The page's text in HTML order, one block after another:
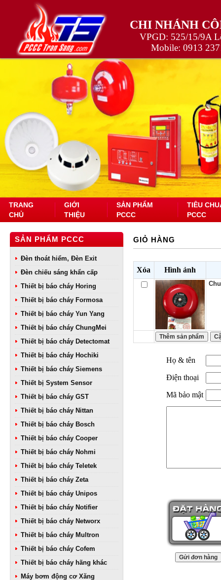
CHI NHÁNH
VPGD: 525/15/9A
Mobile: 0913
TRANG
CHỦ
GIỚI
THIỆU
SẢN PHẨM
PCCC
TIÊU
PCCC
SẢN PHẨM PCCC
Đèn thoát hiểm, Đèn Exit
Đèn chiếu sáng khẩn cấp
Thiết bị báo cháy Horing
Thiết bị báo cháy Formosa
Thiết bị báo cháy Yun Yang
Thiết bị báo cháy ChungMei
Thiết bị báo cháy Detectomat
Thiết bị báo cháy Hochiki
Thiết bị báo cháy Siemens
Thiết bị System Sensor
Thiết bị báo cháy GST
Thiết bị báo cháy Nittan
Thiết bị báo cháy Bosch
Thiết bị báo cháy Cooper
Thiết bị báo cháy Nohmi
Thiết bị báo cháy Teletek
Thiết bị báo cháy Zeta
Thiết bị báo cháy Unipos
Thiết bị báo cháy Notifier
Thiết bị báo cháy Networx
Thiết bị báo cháy Multron
Thiết bị báo cháy Cofem
Thiết bị báo cháy hãng khác
Máy bơm động cơ Xăng
GIỎ HÀNG
Xóa Hình ảnh
Họ & tên
Điện thoại
Mã bảo mật